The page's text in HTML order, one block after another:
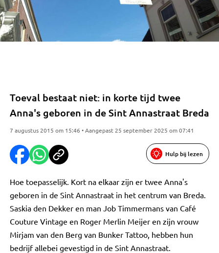
Toeval bestaat niet: in korte tijd twee
Anna's geboren in de Sint Annastraat Breda
7 augustus 2015 om 15:46 • Aangepast 25 september 2025 om 07:41
Hulp bij lezen
Hoe toepasselijk. Kort na elkaar zijn er twee Anna's
geboren in de Sint Annastraat in het centrum van Breda.
Saskia den Dekker en man Job Timmermans van Café
Couture Vintage en Roger Merlin Meijer en zijn vrouw
Mirjam van den Berg van Bunker Tattoo, hebben hun
bedrijf allebei gevestigd in de Sint Annastraat.